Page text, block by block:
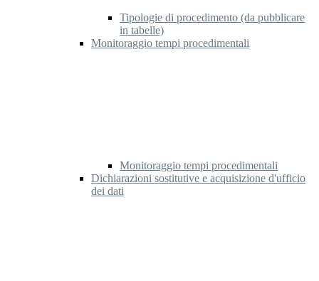
Tipologie di procedimento (da pubblicare
in tabelle)
Monitoraggio tempi procedimentali
Monitoraggio tempi procedimentali
Dichiarazioni sostitutive e acquisizione d'ufficio
dei dati